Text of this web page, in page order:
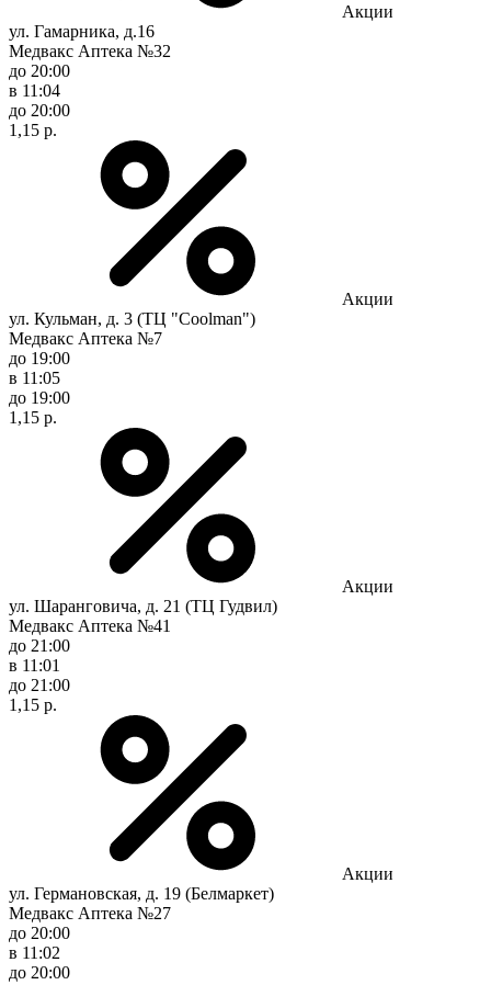
Акции
ул. Гамарника, д.16
Медвакс Аптека №32
до 20:00
в 11:04
до 20:00
1,15 р.
Акции
ул. Кульман, д. 3 (ТЦ "Coolman")
Медвакс Аптека №7
до 19:00
в 11:05
до 19:00
1,15 р.
Акции
ул. Шаранговича, д. 21 (ТЦ Гудвил)
Медвакс Аптека №41
до 21:00
в 11:01
до 21:00
1,15 р.
Акции
ул. Германовская, д. 19 (Белмаркет)
Медвакс Аптека №27
до 20:00
в 11:02
до 20:00